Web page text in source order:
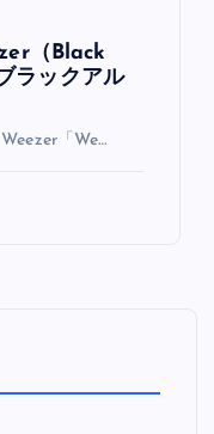
（Black
ラックアル
「We…